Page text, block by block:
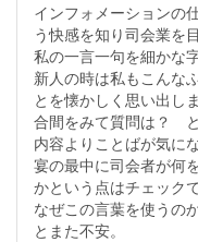
インフォメーションの
う快感を知り司会業を
私の一言一句を細かな
新人の時は私もこんな
とを懐かしく思い出し
合間をみて質問は？ と
内容よりことばが気に
宴の最中に司会者が何
かという点はチェック
なぜこの言葉を使うの
とまた不安。